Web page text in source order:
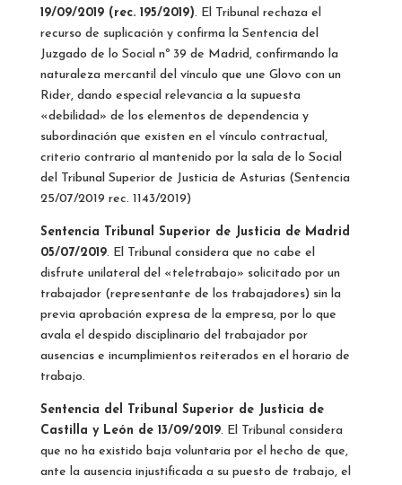
19/09/2019 (rec. 195/2019). El Tribunal rechaza el
recurso de suplicación y confirma la Sentencia del
Juzgado de lo Social nº 39 de Madrid, confirmando la
naturaleza mercantil del vínculo que une Glovo con un
Rider, dando especial relevancia a la supuesta
«debilidad» de los elementos de dependencia y
subordinación que existen en el vínculo contractual,
criterio contrario al mantenido por la sala de lo Social
del Tribunal Superior de Justicia de Asturias (Sentencia
25/07/2019 rec. 1143/2019)
Sentencia Tribunal Superior de Justicia de Madrid
05/07/2019. El Tribunal considera que no cabe el
disfrute unilateral del «teletrabajo» solicitado por un
trabajador (representante de los trabajadores) sin la
previa aprobación expresa de la empresa, por lo que
avala el despido disciplinario del trabajador por
ausencias e incumplimientos reiterados en el horario de
trabajo.
Sentencia del Tribunal Superior de Justicia de
Castilla y León de 13/09/2019. El Tribunal considera
que no ha existido baja voluntaria por el hecho de que,
ante la ausencia injustificada a su puesto de trabajo, el